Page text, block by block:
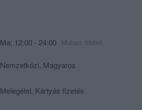
Ma: 12:00 - 24:00 Mutass többet
Nemzetközi, Magyaros
Melegétel, Kártyás fizetés